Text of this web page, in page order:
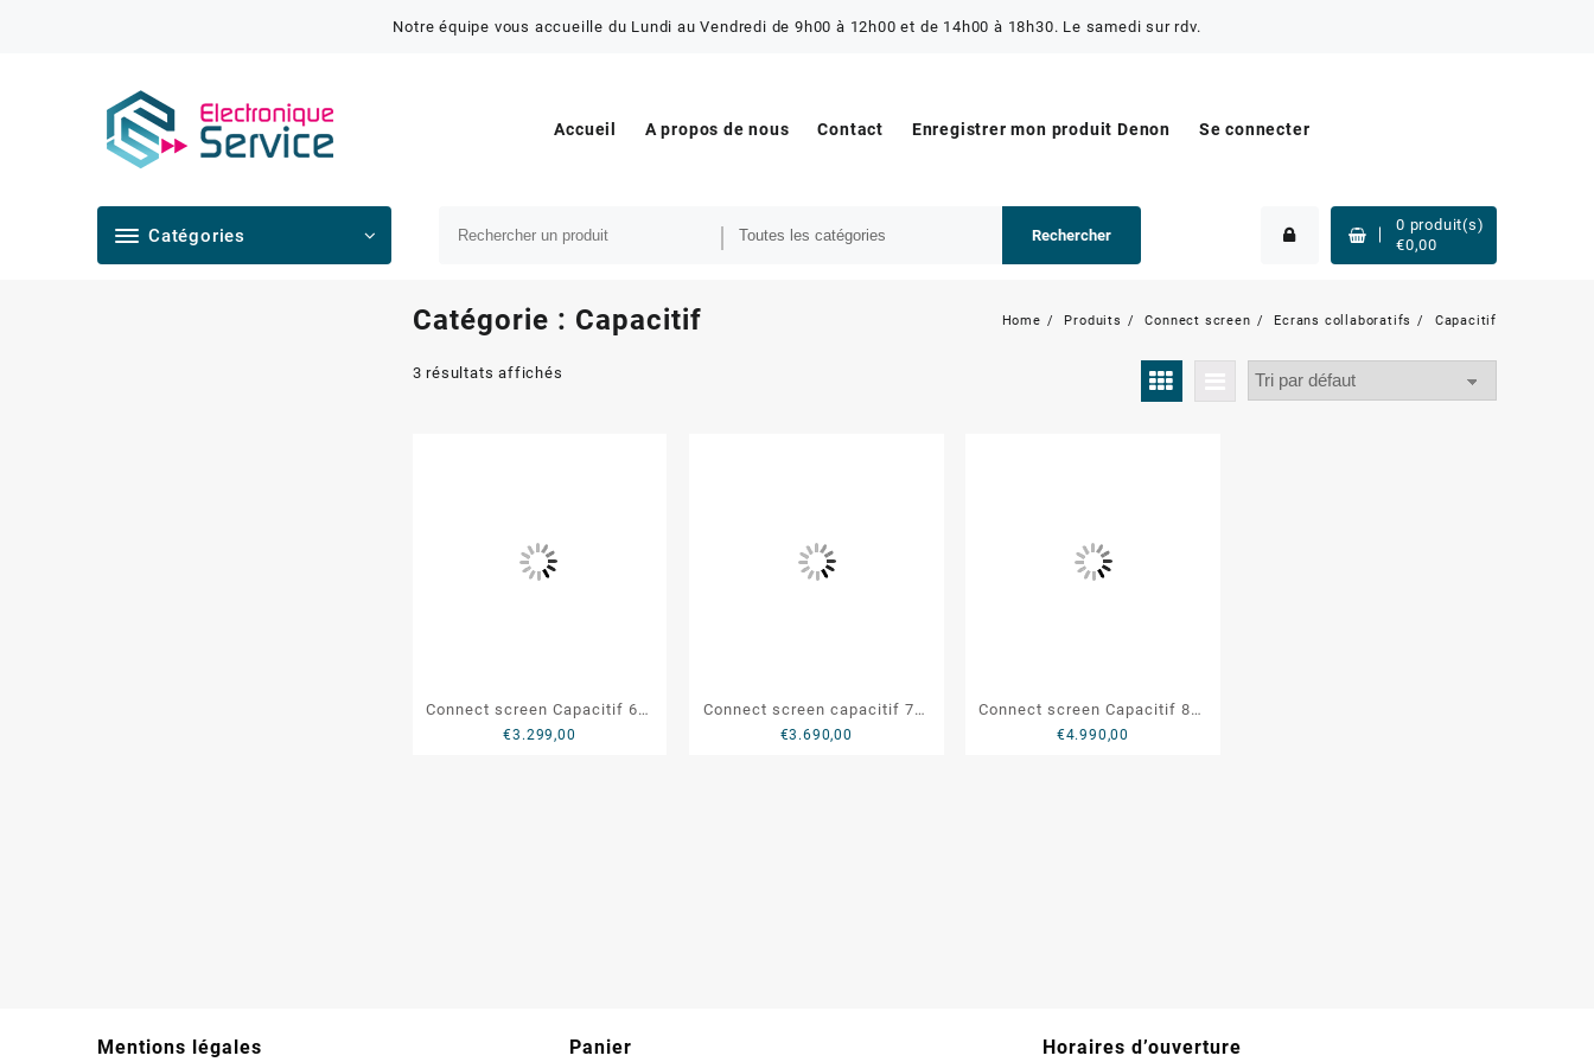
Notre équipe vous accueille du Lundi au Vendredi de 9h00 à 12h00 et de 14h00 à 18h30. Le samedi sur rdv.
Accueil A propos de nous Contact Enregistrer mon produit Denon Se connecter
Catégories Rechercher
0 produit(s)
€0,00
Catégorie : Capacitif Home Produits Connect screen Ecrans collaboratifs Capacitif
3 résultats affichés
Connect screen Capacitif 65″
UHD CSC6511UHD
€3.299,00
Connect screen capacitif 75″
UHD CSC7511UHD
€3.690,00
Connect screen Capacitif 86″
4K CSC8611UHD
€4.990,00
Mentions légales Panier Horaires d’ouverture